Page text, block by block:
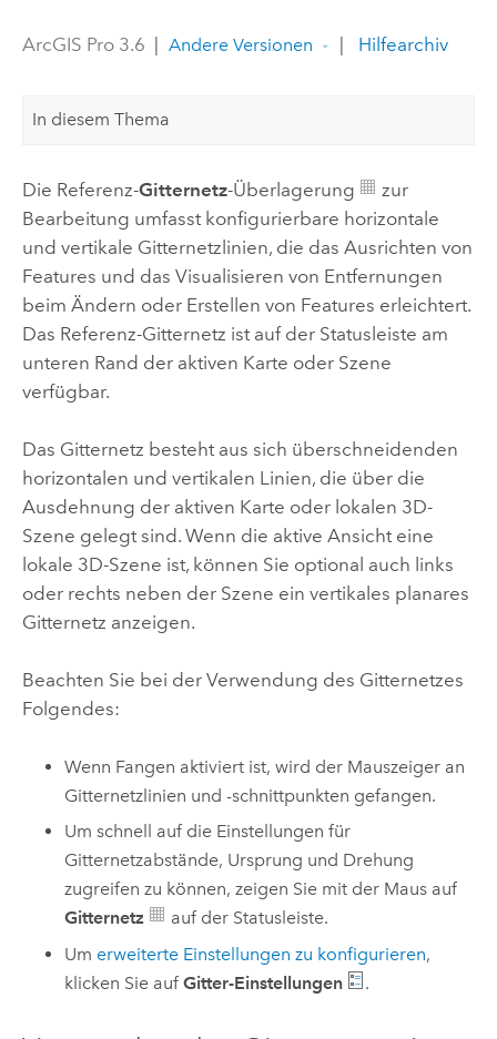
ArcGIS Pro 3.6 Andere Versionen Hilfearchiv
In diesem Thema
Die Referenz-Gitternetz-Überlagerung
zur
Bearbeitung umfasst konfigurierbare horizontale
und vertikale Gitternetzlinien, die das Ausrichten von
Features und das Visualisieren von Entfernungen
beim Ändern oder Erstellen von Features erleichtert.
Das Referenz-Gitternetz ist auf der Statusleiste am
unteren Rand der aktiven Karte oder Szene
verfügbar.
Das Gitternetz besteht aus sich überschneidenden
horizontalen und vertikalen Linien, die über die
Ausdehnung der aktiven Karte oder lokalen 3D-
Szene gelegt sind. Wenn die aktive Ansicht eine
lokale 3D-Szene ist, können Sie optional auch links
oder rechts neben der Szene ein vertikales planares
Gitternetz anzeigen.
Beachten Sie bei der Verwendung des Gitternetzes
Folgendes:
Wenn Fangen aktiviert ist, wird der Mauszeiger an
Gitternetzlinien und -schnittpunkten gefangen.
Um schnell auf die Einstellungen für
Gitternetzabstände, Ursprung und Drehung
zugreifen zu können, zeigen Sie mit der Maus auf
Gitternetz
auf der Statusleiste.
Um erweiterte Einstellungen zu konfigurieren,
klicken Sie aufGitter-Einstellungen .